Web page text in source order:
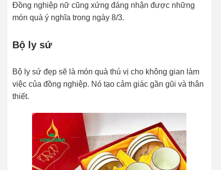
Đồng nghiệp nữ cũng xứng đáng nhận được những
món quà ý nghĩa trong ngày 8/3.
Bộ ly sứ
Bộ ly sứ đẹp sẽ là món quà thú vị cho không gian làm
việc của đồng nghiệp. Nó tạo cảm giác gần gũi và thân
thiết.